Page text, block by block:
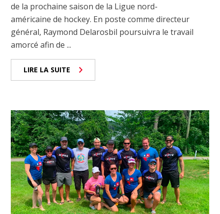
de la prochaine saison de la Ligue nord-
américaine de hockey. En poste comme directeur
général, Raymond Delarosbil poursuivra le travail
amorcé afin de ...
LIRE LA SUITE